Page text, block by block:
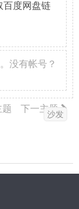
百度网盘链
没有帐号？
下一主题
题
沙发